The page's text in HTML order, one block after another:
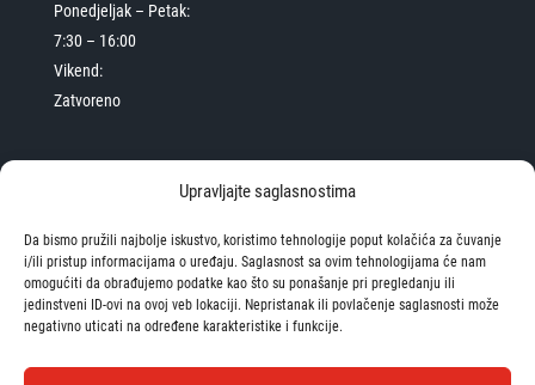
Upravljajte saglasnostima
Da bismo pružili najbolje iskustvo, koristimo tehnologije poput kolačića za čuvanje
i/ili pristup informacijama o uređaju. Saglasnost sa ovim tehnologijama će nam
omogućiti da obrađujemo podatke kao što su ponašanje pri pregledanju ili
jedinstveni ID-ovi na ovoj veb lokaciji. Nepristanak ili povlačenje saglasnosti može
negativno uticati na određene karakteristike i funkcije.
Ponedjeljak – Petak:
7:30 – 16:00
Vikend:
Zatvoreno
Opći uvjeti
Izjava o privatnosti
Pratite nas